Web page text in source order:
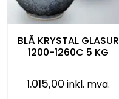
BLÅ KRYSTAL GLASUR
1200-1260C 5 KG
1.015,00 inkl. mva.